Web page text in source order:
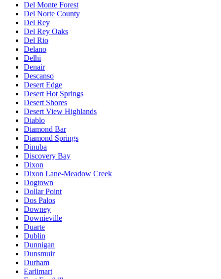
Del Monte Forest
Del Norte County
Del Rey
Del Rey Oaks
Del Rio
Delano
Delhi
Denair
Descanso
Desert Edge
Desert Hot Springs
Desert Shores
Desert View Highlands
Diablo
Diamond Bar
Diamond Springs
Dinuba
Discovery Bay
Dixon
Dixon Lane-Meadow Creek
Dogtown
Dollar Point
Dos Palos
Downey
Downieville
Duarte
Dublin
Dunnigan
Dunsmuir
Durham
Earlimart